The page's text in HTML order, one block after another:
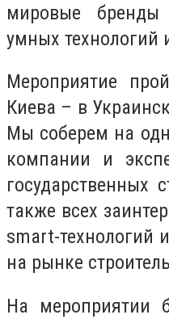
мировые
умных технологий
Мероприятие
Киева – в
Мы соберем на
компании и
государственных
также всех
smart-технологий
на рынке
На мероприятии